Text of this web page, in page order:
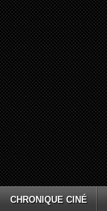
CHRONIQUE CINÉ